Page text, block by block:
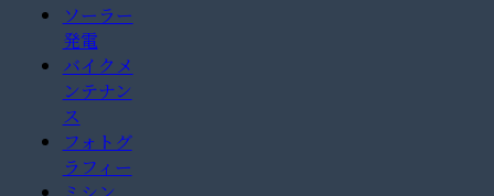
ソーラー
発電
バイクメ
ンテナン
ス
フォトグ
ラフィー